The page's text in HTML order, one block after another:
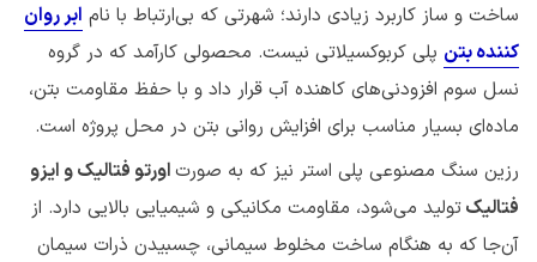
ساخت و ساز کاربرد زیادی دارند؛ شهرتی که بی‌ارتباط با نام ابر روان
کننده بتن پلی کربوکسیلاتی نیست. محصولی کارآمد که در گروه
نسل سوم افزودنی‌های کاهنده آب قرار داد و با حفظ مقاومت بتن،
ماده‌ای بسیار مناسب برای افزایش روانی بتن در محل پروژه است.
رزین سنگ مصنوعی پلی استر نیز که به صورتاورتو فتالیک و ایزو
فتالیکتولید می‌شود، مقاومت مکانیکی و شیمیایی بالایی دارد. از
آن‌جا که به هنگام ساخت مخلوط سیمانی، چسبیدن ذرات سیمان